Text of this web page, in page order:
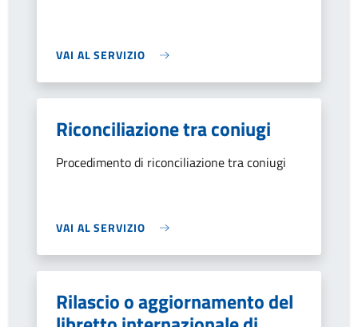
VAI AL SERVIZIO
Riconciliazione tra coniugi
Procedimento di riconciliazione tra coniugi
VAI AL SERVIZIO
Rilascio o aggiornamento del